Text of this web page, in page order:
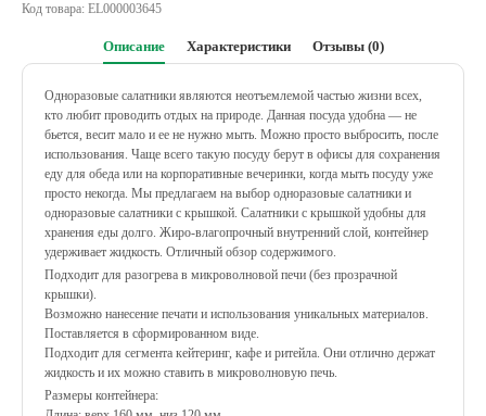
Код товара: EL000003645
Описание Характеристики Отзывы (0)
Одноразовые салатники являются неотъемлемой частью жизни всех,
кто любит проводить отдых на природе. Данная посуда удобна — не
бьется, весит мало и ее не нужно мыть. Можно просто выбросить, после
использования. Чаще всего такую посуду берут в офисы для сохранения
еду для обеда или на корпоративные вечеринки, когда мыть посуду уже
просто некогда. Мы предлагаем на выбор одноразовые салатники и
одноразовые салатники с крышкой. Салатники с крышкой удобны для
хранения еды долго. Жиро-влагопрочный внутренний слой, контейнер
удерживает жидкость. Отличный обзор содержимого.
Подходит для разогрева в микроволновой печи (без прозрачной
крышки).
Возможно нанесение печати и использования уникальных материалов.
Поставляется в сформированном виде.
Подходит для сегмента кейтеринг, кафе и ритейла. Они отлично держат
жидкость и их можно ставить в микроволновую печь.
Размеры контейнера: